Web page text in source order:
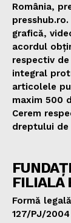
România,
grafică,
acordul
respectiv
integral
articolele
maxim 500
Cerem
dreptului de
FILIALA
Formă
127/PJ/2004